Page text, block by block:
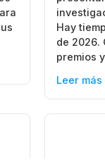
Hay
de 2026.
premios
Leer más